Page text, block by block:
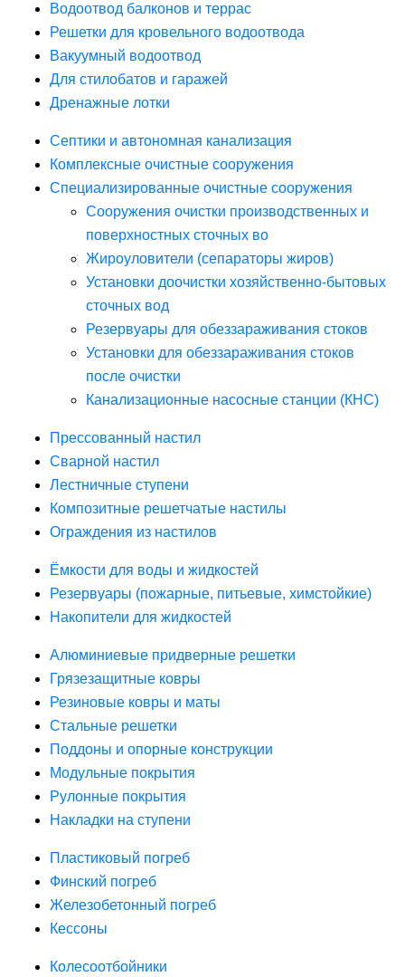
Водоотвод балконов и террас
Решетки для кровельного водоотвода
Вакуумный водоотвод
Для стилобатов и гаражей
Дренажные лотки
Септики и автономная канализация
Комплексные очистные сооружения
Специализированные очистные сооружения
Сооружения очистки производственных и
поверхностных сточных во
Жироуловители (сепараторы жиров)
Установки доочистки хозяйственно-бытовых
сточных вод
Резервуары для обеззараживания стоков
Установки для обеззараживания стоков
после очистки
Канализационные насосные станции (КНС)
Прессованный настил
Сварной настил
Лестничные ступени
Композитные решетчатые настилы
Ограждения из настилов
Ёмкости для воды и жидкостей
Резервуары (пожарные, питьевые, химстойкие)
Накопители для жидкостей
Алюминиевые придверные решетки
Грязезащитные ковры
Резиновые ковры и маты
Стальные решетки
Поддоны и опорные конструкции
Модульные покрытия
Рулонные покрытия
Накладки на ступени
Пластиковый погреб
Финский погреб
Железобетонный погреб
Кессоны
Колесоотбойники